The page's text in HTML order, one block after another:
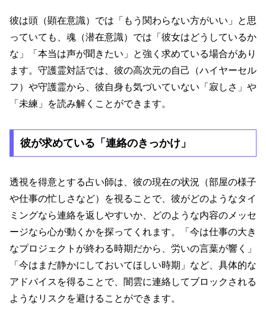
彼は頭（顕在意識）では「もう関わらない方がいい」と思
っていても、魂（潜在意識）では「彼女はどうしているか
な」「本当は声が聞きたい」と強く求めている場合があり
ます。守護霊対話では、彼の高次元の自己（ハイヤーセル
フ）や守護霊から、彼自身も気づいていない「寂しさ」や
「未練」を読み解くことができます。
彼が求めている「連絡のきっかけ」
透視を得意とする占い師は、彼の現在の状況（部屋の様子
や仕事の忙しさなど）を視ることで、彼がどのようなタイ
ミングなら連絡を返しやすいか、どのような内容のメッセ
ージなら心が動くかを探ってくれます。「今は仕事の大き
なプロジェクトが終わる時期だから、労いの言葉が響く」
「今はまだ静かにしておいてほしい時期」など、具体的な
アドバイスを得ることで、闇雲に連絡してブロックされる
ようなリスクを避けることができます。